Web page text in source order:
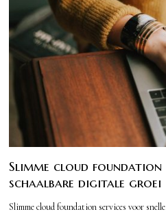
Slimme cloud foundation
schaalbare digitale groei
Slimme cloud foundation services voor